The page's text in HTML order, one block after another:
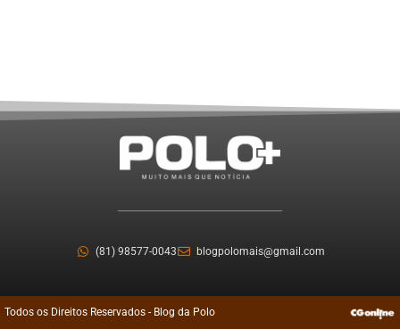
(81) 98577-0043 blogpolomais@gmail.com
Todos os Direitos Reservados - Blog da Polo